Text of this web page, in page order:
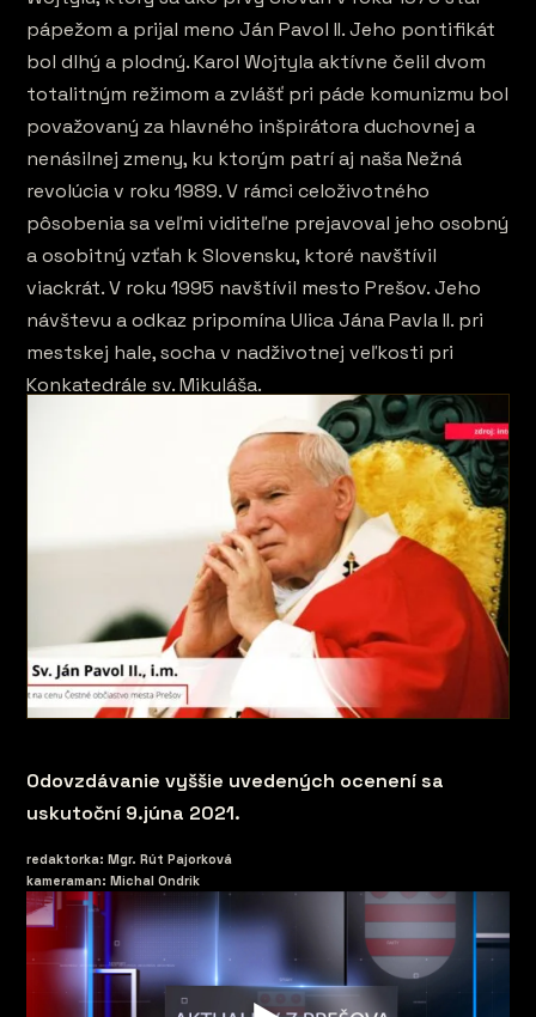
pápežom a prijal meno Ján Pavol II. Jeho pontifikát
bol dlhý a plodný. Karol Wojtyla aktívne čelil dvom
totalitným režimom a zvlášť pri páde komunizmu bol
považovaný za hlavného inšpirátora duchovnej a
nenásilnej zmeny, ku ktorým patrí aj naša Nežná
revolúcia v roku 1989. V rámci celoživotného
pôsobenia sa veľmi viditeľne prejavoval jeho osobný
a osobitný vzťah k Slovensku, ktoré navštívil
viackrát. V roku 1995 navštívil mesto Prešov. Jeho
návštevu a odkaz pripomína Ulica Jána Pavla II. pri
mestskej hale, socha v nadživotnej veľkosti pri
Konkatedrále sv. Mikuláša.
Odovzdávanie vyššie uvedených ocenení sa
uskutoční 9.júna 2021.
redaktorka: Mgr. Rút Pajorková
kameraman: Michal Ondrik